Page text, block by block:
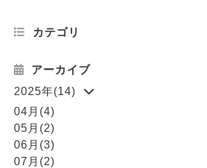
カテゴリ
アーカイブ
2025年(14)
04月(4)
05月(2)
06月(3)
07月(2)